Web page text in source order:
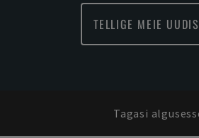
TELLIGE MEIE
Tagasi